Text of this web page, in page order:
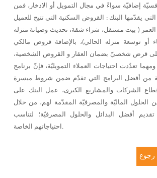
إضافيّة سواءً في مجال التمويل أو الادخار، فمن
التي يقدّمها البنك : القروض السكنية التي تتيح للعميل
( بيت مستقل، شراء شقة، تحديث وصيانة منزله
أو توسعة منزله الحالي)، بالإضافة قروض مالكي
قرض شخصيّ بضمان العقار و القروض الشخصية،
تعدّدت احتياجات العملاء التمويليّة، فإنّ برنامج
من أفضل البرامج التي تقدّم ضمن شروط ميسرة
الشركات والمشاريع الكبرى، عمل البنك على
الماليّة والمصرفيّة المقدّمة لهم، من خلال
أفضل البدائل والحلول المصرفيّة؛ لتناسب
احتياجاتهم الخاصة.
رجوع